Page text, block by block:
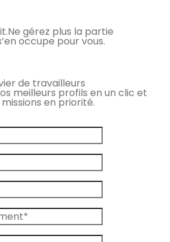
Ne gérez plus la partie
occupe pour vous.
de travailleurs
meilleurs profils en un clic et
en priorité.